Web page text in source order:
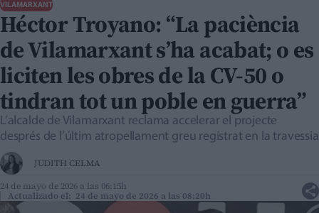
VILAMARXANT
Héctor Troyano: “La paciència
de Vilamarxant s’ha acabat; o es
liciten les obres de la CV-50 o
tindran tot un poble en guerra”
L’alcalde de Vilamarxant reclama accelerar el projecte
després de l’últim atropellament greu registrat en la travessia
JUDITH CELMA
24 de mayo de 2026 a las 06:15h
Actualizado el: 24 de mayo de 2026 a las 08:20h